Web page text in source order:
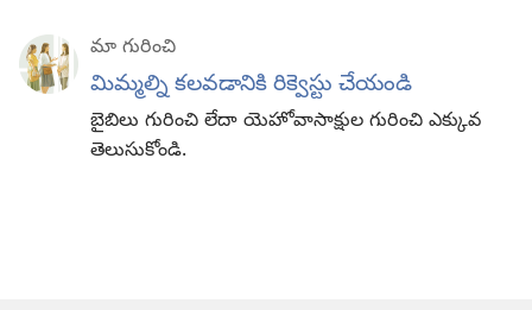
మా గురించి
మిమ్మల్ని కలవడానికి రిక్వెస్టు చేయండి
బైబిలు గురించి లేదా యెహోవాసాక్షుల గురించి ఎక్కువ
తెలుసుకోండి.